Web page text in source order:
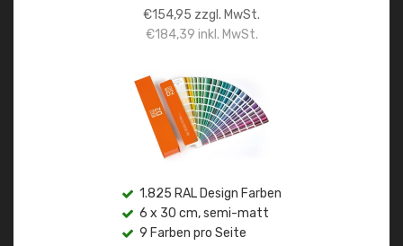
€154,95 zzgl. MwSt.
€184,39 inkl. MwSt.
1.825 RAL Design Farben
6 x 30 cm, semi-matt
9 Farben pro Seite